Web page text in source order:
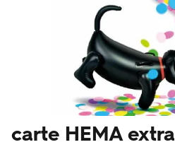
carte HEMA extra